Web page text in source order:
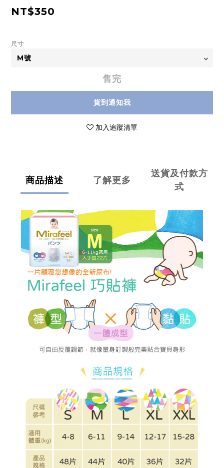
NT$350
尺寸
售完
貨到通知我
加入追蹤清單
商品描述 了解更多
送貨及付款方
式